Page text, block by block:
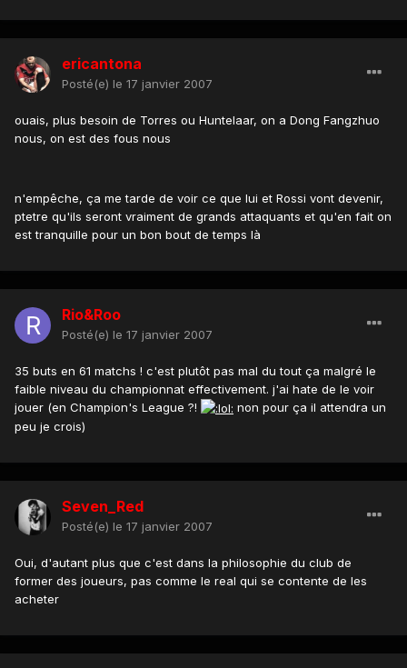
ericantona
Posté(e) le 17 janvier 2007
ouais, plus besoin de Torres ou Huntelaar, on a Dong Fangzhuo
nous, on est des fous nous
n'empêche, ça me tarde de voir ce que lui et Rossi vont devenir,
ptetre qu'ils seront vraiment de grands attaquants et qu'en fait on
est tranquille pour un bon bout de temps là
Rio&Roo
Posté(e) le 17 janvier 2007
35 buts en 61 matchs ! c'est plutôt pas mal du tout ça malgré le
faible niveau du championnat effectivement. j'ai hate de le voir
jouer (en Champion's League ?!
non pour ça il attendra un
peu je crois)
Seven_Red
Posté(e) le 17 janvier 2007
Oui, d'autant plus que c'est dans la philosophie du club de
former des joueurs, pas comme le real qui se contente de les
acheter